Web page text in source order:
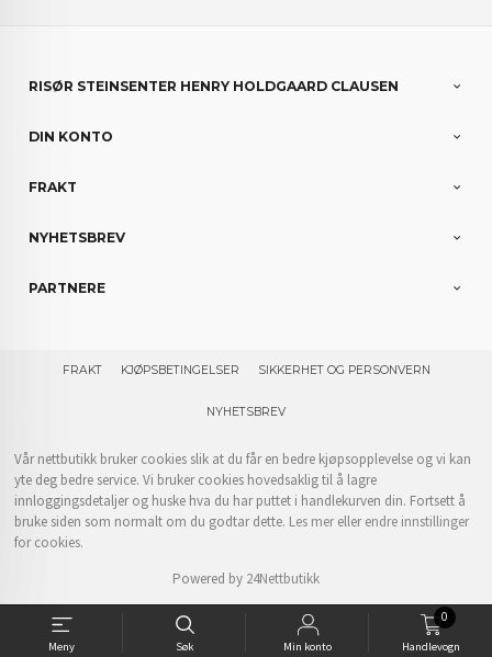
Meny Søk Min konto Handlevogn
0
RISØR STEINSENTER HENRY HOLDGAARD CLAUSEN
DIN KONTO
FRAKT
NYHETSBREV
PARTNERE
FRAKT KJØPSBETINGELSER SIKKERHET OG PERSONVERN
NYHETSBREV
Vår nettbutikk bruker cookies slik at du får en bedre kjøpsopplevelse og vi kan
yte deg bedre service. Vi bruker cookies hovedsaklig til å lagre
innloggingsdetaljer og huske hva du har puttet i handlekurven din. Fortsett å
bruke siden som normalt om du godtar dette. Les merellerendre innstillinger
for cookies.
Powered by 24Nettbutikk